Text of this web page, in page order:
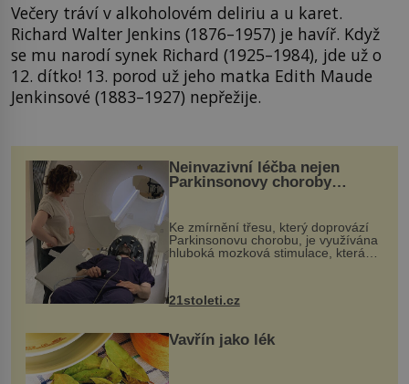
Večery tráví v alkoholovém deliriu a u karet.
Richard Walter Jenkins (1876–1957) je havíř. Když
se mu narodí synek Richard (1925–1984), jde už o
12. dítko! 13. porod už jeho matka Edith Maude
Jenkinsové (1883–1927) nepřežije.
Neinvazivní léčba nejen
Parkinsonovy choroby
Ke zmírnění třesu, který doprovází
Parkinsonovu chorobu, je využívána
hluboká mozková stimulace, která
však vyžaduje vysoce invazivní
zákrok. Ultrazvuk zase není vhodný
k dostatečně přesnému zacílení ...
21stoleti.cz
Vavřín jako lék